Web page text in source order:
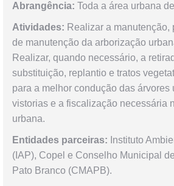
Abrangência: Toda a área urbana
Atividades: Realizar a manutenção,
de manutenção da arborização
Realizar, quando necessário, a
substituição, replantio e tratos
para a melhor condução das árvores
vistorias e a fiscalização necessária
urbana.
Entidades parceiras: Instituto
(IAP), Copel e Conselho Municipal
Pato Branco (CMAPB).